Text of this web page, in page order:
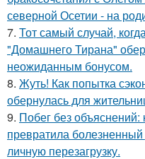
северной Осетии - на
7. Тот самый случай,
"Домашнего Тирана"
неожиданным бонусом.
8. Жуть! Как попытка
обернулась для
9. Побег без объяснений:
превратила
личную перезагрузку.